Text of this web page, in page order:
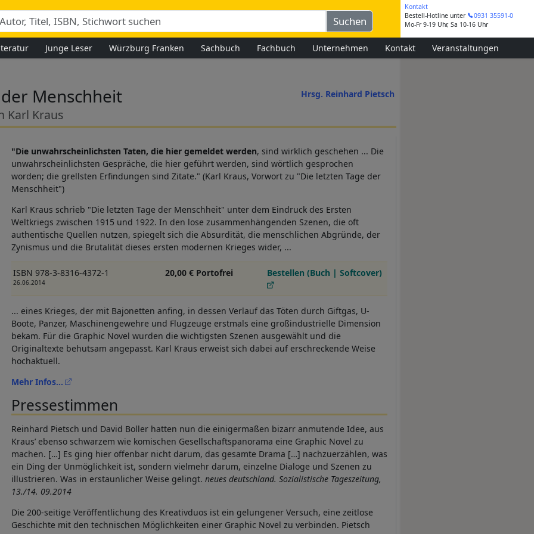
Kontakt
Bestell-Hotline unter
0931 35591-0
Mo-Fr 9-19 Uhr, Sa 10-16 Uhr
Junge Leser Würzburg Franken Sachbuch Fachbuch Unternehmen Kontakt Veranstaltungen
Hrsg. Reinhard Pietsch
Menschheit
Karl Kraus
"Die unwahrscheinlichsten Taten, die hier gemeldet werden, sind wirklich geschehen ... Die
unwahrscheinlichsten Gespräche, die hier geführt werden, sind wörtlich gesprochen
worden; die grellsten Erfindungen sind Zitate." (Karl Kraus, Vorwort zu "Die letzten Tage der
Menschheit")
Karl Kraus schrieb "Die letzten Tage der Menschheit" unter dem Eindruck des Ersten
Weltkriegs zwischen 1915 und 1922. In den lose zusammenhängenden Szenen, die oft
authentische Quellen nutzen, spiegelt sich die Absurdität, die menschlichen Abgründe, der
Zynismus und die Brutalität dieses ersten modernen Krieges wider, ...
ISBN 978-3-8316-4372-1
26.06.2014
20,00 € Portofrei Bestellen (Buch | Softcover)
... eines Krieges, der mit Bajonetten anfing, in dessen Verlauf das Töten durch Giftgas, U-
Boote, Panzer, Maschinengewehre und Flugzeuge erstmals eine großindustrielle Dimension
bekam. Für die Graphic Novel wurden die wichtigsten Szenen ausgewählt und die
Originaltexte behutsam angepasst. Karl Kraus erweist sich dabei auf erschreckende Weise
hochaktuell.
Mehr Infos...
Pressestimmen
Reinhard Pietsch und David Boller hatten nun die einigermaßen bizarr anmutende Idee, aus
Kraus’ ebenso schwarzem wie komischen Gesellschaftspanorama eine Graphic Novel zu
machen. […] Es ging hier offenbar nicht darum, das gesamte Drama […] nachzuerzählen, was
ein Ding der Unmöglichkeit ist, sondern vielmehr darum, einzelne Dialoge und Szenen zu
illustrieren. Was in erstaunlicher Weise gelingt. neues deutschland. Sozialistische Tageszeitung,
13./14. 09.2014
Die 200-seitige Veröffentlichung des Kreativduos ist ein gelungener Versuch, eine zeitlose
Geschichte mit den technischen Möglichkeiten einer Graphic Novel zu verbinden. Pietsch